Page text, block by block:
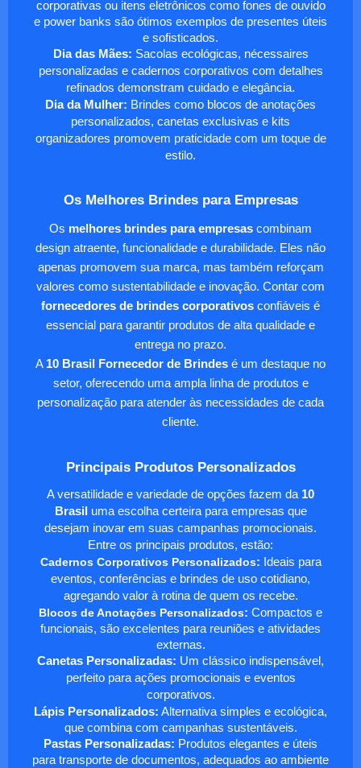
corporativas ou itens eletrônicos como fones de ouvido
e power banks são ótimos exemplos de presentes úteis
e sofisticados.
Dia das Mães: Sacolas ecológicas, nécessaires
personalizadas e cadernos corporativos com detalhes
refinados demonstram cuidado e elegância.
Dia da Mulher: Brindes como blocos de anotações
personalizados, canetas exclusivas e kits
organizadores promovem praticidade com um toque de
estilo.
Os Melhores Brindes para Empresas
Os melhores brindes para empresas combinam
design atraente, funcionalidade e durabilidade. Eles não
apenas promovem sua marca, mas também reforçam
valores como sustentabilidade e inovação. Contar com
fornecedores de brindes corporativos confiáveis é
essencial para garantir produtos de alta qualidade e
entrega no prazo.
A 10 Brasil Fornecedor de Brindes é um destaque no
setor, oferecendo uma ampla linha de produtos e
personalização para atender às necessidades de cada
cliente.
Principais Produtos Personalizados
A versatilidade e variedade de opções fazem da 10
Brasil uma escolha certeira para empresas que
desejam inovar em suas campanhas promocionais.
Entre os principais produtos, estão:
Cadernos Corporativos Personalizados: Ideais para
eventos, conferências e brindes de uso cotidiano,
agregando valor à rotina de quem os recebe.
Blocos de Anotações Personalizados: Compactos e
funcionais, são excelentes para reuniões e atividades
externas.
Canetas Personalizadas: Um clássico indispensável,
perfeito para ações promocionais e eventos
corporativos.
Lápis Personalizados: Alternativa simples e ecológica,
que combina com campanhas sustentáveis.
Pastas Personalizadas: Produtos elegantes e úteis
para transporte de documentos, adequados ao ambiente